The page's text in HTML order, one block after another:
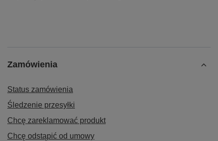
Zamówienia
Status zamówienia
Śledzenie przesyłki
Chcę zareklamować produkt
Chcę odstąpić od umowy